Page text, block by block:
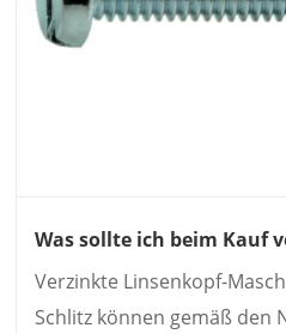
Was sollte ich beim Kauf
Verzinkte Linsenkopf-
Schlitz können gemäß den